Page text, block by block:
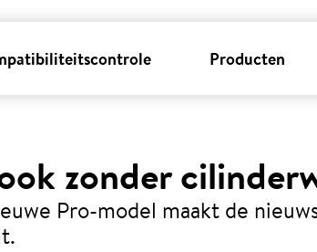
Producten
zonder
Pro-model maakt de